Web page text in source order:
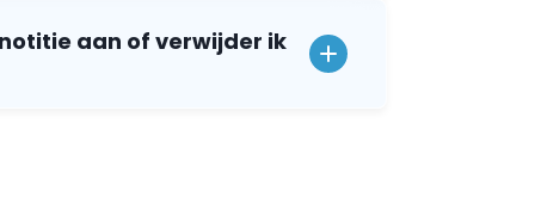
aan of verwijder ik